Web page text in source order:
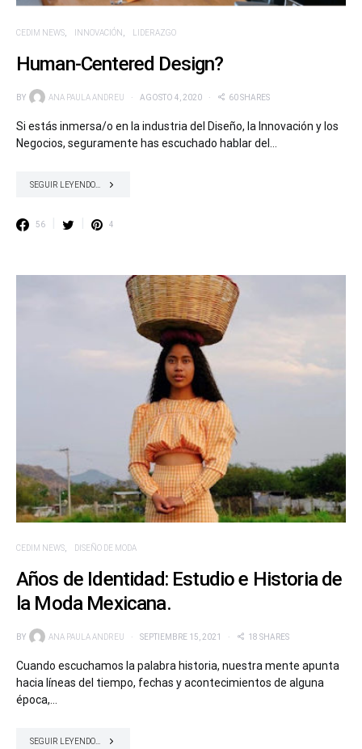
CEDIM NEWS INNOVACIÓN LIDERAZGO
Human-Centered Design?
BY ANA PAULA ANDREU AGOSTO 4, 2020 60 SHARES
Si estás inmersa/o en la industria del Diseño, la Innovación y los
Negocios, seguramente has escuchado hablar del…
SEGUIR LEYENDO...
56 4
CEDIM NEWS DISEÑO DE MODA
Años de Identidad: Estudio e Historia de
la Moda Mexicana.
BY ANA PAULA ANDREU SEPTIEMBRE 15, 2021 18 SHARES
Cuando escuchamos la palabra historia, nuestra mente apunta
hacia líneas del tiempo, fechas y acontecimientos de alguna
época,…
SEGUIR LEYENDO...